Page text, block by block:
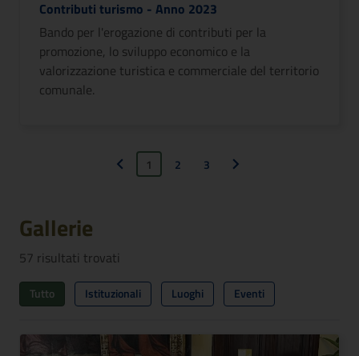
Contributi turismo - Anno 2023
Bando per l'erogazione di contributi per la
promozione, lo sviluppo economico e la
valorizzazione turistica e commerciale del territorio
comunale.
Pagina precedente
1 2 3 Pagina successiva
Gallerie
57 risultati trovati
Tutto Istituzionali Luoghi Eventi